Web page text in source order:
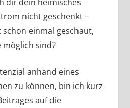
nicht geschenkt –
einmal geschaut,
möglich sind?
anhand eines
zu können, bin ich kurz
auf die